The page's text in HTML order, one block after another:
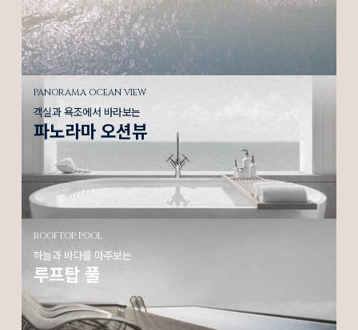
PANORAMA OCEAN VIEW
객실과 욕조에서 바라보는
파노라마 오션뷰
ROOFTOP POOL
하늘과 바다를 마주보는
루프탑 풀